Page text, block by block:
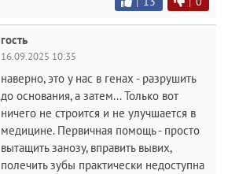
гость
16.09.2025 10:35
наверно, это у нас в генах - разрушить
до основания, а затем... Только вот
ничего не строится и не улучшается в
медицине. Первичная помощь - просто
вытащить занозу, вправить вывих,
полечить зубы практически недоступна